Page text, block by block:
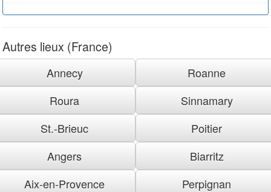
Autres lieux (France)
Annecy
Roanne
Roura
Sinnamary
St.-Brieuc
Poitier
Angers
Biarritz
Aix-en-Provence
Perpignan